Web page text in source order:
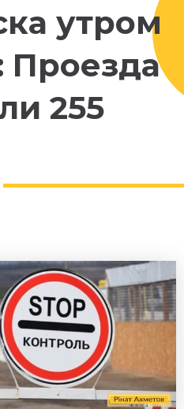
утром
Проезда
255